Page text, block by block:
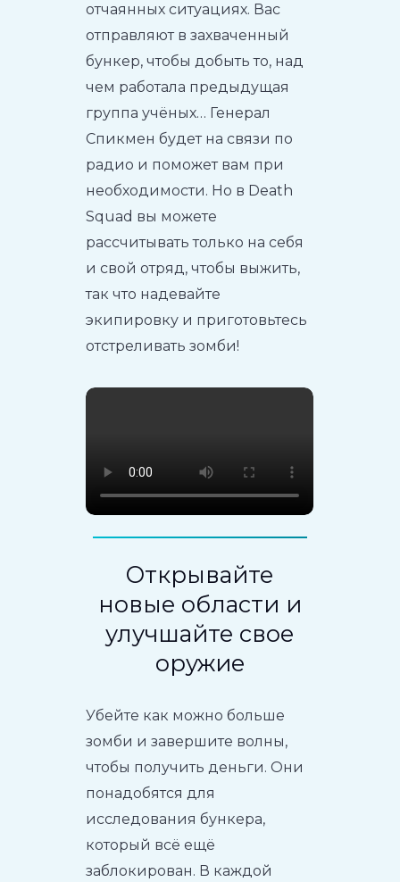
отчаянных ситуациях. Вас
отправляют в захваченный
бункер, чтобы добыть то, над
чем работала предыдущая
группа учёных… Генерал
Спикмен будет на связи по
радио и поможет вам при
необходимости. Но в Death
Squad вы можете
рассчитывать только на себя
и свой отряд, чтобы выжить,
так что надевайте
экипировку и приготовьтесь
отстреливать зомби!
Открывайте
новые области и
улучшайте свое
оружие
Убейте как можно больше
зомби и завершите волны,
чтобы получить деньги. Они
понадобятся для
исследования бункера,
который всё ещё
заблокирован. В каждой